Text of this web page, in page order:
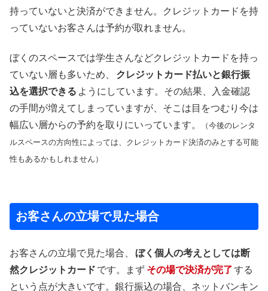
持っていないと決済ができません。クレジットカードを持
っていないお客さんは予約が取れません。
ぼくのスペースでは学生さんなどクレジットカードを持っ
ていない層も多いため、
クレジットカード払いと銀行振
込を選択できる ようにしています。その結果、入金確認
の手間が増えてしまっていますが、そこは目をつむり今は
幅広い層からの予約を取りにいっています。
（今後のレンタ
ルスペースの方向性によっては、クレジットカード決済のみとする可能
性もあるかもしれません）
お客さんの立場で見た場合
お客さんの立場で見た場合、
ぼく個人の考えとしては断
然クレジットカード です。まず その場で決済が完了する
という点が大きいです。銀行振込の場合、ネットバンキン